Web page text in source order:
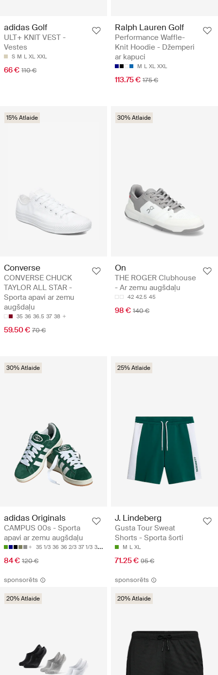
adidas Golf
ULT+ KNIT VEST -
Vestes
S M L XL XXL
66 € 110 €
Ralph Lauren Golf
Performance Waffle-
Knit Hoodie - Džemperi
ar kapuci
M L XL XXL
113.75 € 175 €
15% Atlaide
Converse
CONVERSE CHUCK
TAYLOR ALL STAR -
Sporta apavi ar zemu
augšdaļu
35 36 36.5 37 38
59.50 € 70 €
30% Atlaide
On
THE ROGER Clubhouse
- Ar zemu augšdaļu
42 42.5 45
98 € 140 €
30% Atlaide
adidas Originals
CAMPUS 00s - Sporta
apavi ar zemu augšdaļu
35 1/3 36 36 2/3 37 1/3 38
84 € 120 €
25% Atlaide
J. Lindeberg
Gusta Tour Sweat
Shorts - Sporta šorti
M L XL
71.25 € 95 €
sponsorēts
20% Atlaide
sponsorēts
20% Atlaide